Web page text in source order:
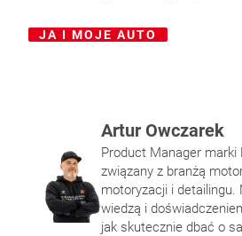
Pałeczki gąbkowe – do
używać?
Norma emisji spalin – jakie
normy Unii europejskiej?
Na czym polega napełnianie
samochodowej?
Felgi i opony – jak utrzymać
kondycję?
JA I MOJE AUTO
Artur Owczarek
Product Manager marki
związany z branżą
motoryzacji i detailingu.
wiedzą i
jak skutecznie dbać o